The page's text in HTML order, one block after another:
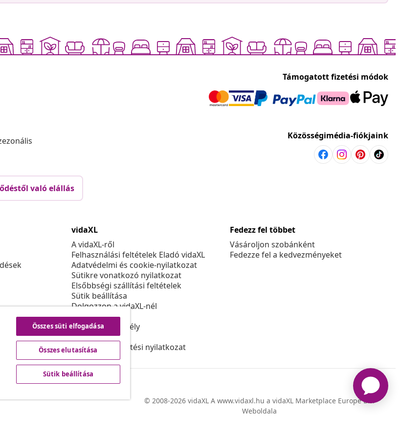
Támogatott fizetési módok
Közösségimédia-fiókjaink
való elállás
vidaXL
A vidaXL-ről
Felhasználási feltételek Eladó vidaXL
Adatvédelmi és cookie-nyilatkozat
Sütikre vonatkozó nyilatkozat
Elsőbbségi szállítási feltételek
Sütik beállítása
Dolgozzon a vidaXL-nél
Biztonsági
EU felelős személy
Politikával EPR
Akadálymentesítési nyilatkozat
Fedezz fel többet
Vásároljon szobánként
Fedezze fel a kedvezményeket
© 2008-2026 vidaXL A www.vidaxl.hu a vidaXL Marketplace Europe B.V.
Weboldala
Összes süti elfogadása
Összes elutasítása
Sütik beállítása